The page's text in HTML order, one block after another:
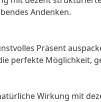
Andenken.
Präsent
perfekte Möglichkeit,
Wirkung mit